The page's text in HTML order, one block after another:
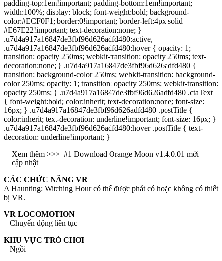
padding-top:1em!important; padding-bottom:1em!important;
width:100%; display: block; font-weight:bold; background-
color:#ECF0F1; border:0!important; border-left:4px solid
#E67E22!important; text-decoration:none; }
.u7d4a917a16847de3fbf96d626adfd480:active,
.u7d4a917a16847de3fbf96d626adfd480:hover { opacity: 1;
transition: opacity 250ms; webkit-transition: opacity 250ms; text-
decoration:none; } .u7d4a917a16847de3fbf96d626adfd480 {
transition: background-color 250ms; webkit-transition: background-
color 250ms; opacity: 1; transition: opacity 250ms; webkit-transition:
opacity 250ms; } .u7d4a917a16847de3fbf96d626adfd480 .ctaText
{ font-weight:bold; color:inherit; text-decoration:none; font-size:
16px; } .u7d4a917a16847de3fbf96d626adfd480 .postTitle {
color:inherit; text-decoration: underline!important; font-size: 16px; }
.u7d4a917a16847de3fbf96d626adfd480:hover .postTitle { text-
decoration: underline!important; }
Xem thêm >>> #1 Download Orange Moon v1.4.0.01 mới
cập nhật
CÁC CHỨC NĂNG VR
A Haunting: Witching Hour có thể được phát có hoặc không có thiết
bị VR.
VR LOCOMOTION
– Chuyển động liên tục
KHU VỰC TRÒ CHƠI
– Ngồi